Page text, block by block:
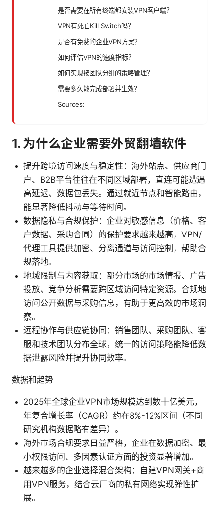
是否需要在所有终端都安装VPN客户端？
VPN有死亡Kill Switch吗？
是否有免费的企业VPN方案？
如何评估VPN的速度指标？
如何实现按团队分组的策略管理？
需要多久能完成部署并生效？
Sources:
1. 为什么企业需要外贸翻墙软件
提升跨境访问速度与稳定性：海外站点、供应商门
户、B2B平台往往在不同区域部署，直连可能遭遇
高延迟、数据包丢失。通过就近节点和智能路由，
能显著降低抖动与等待时间。
数据隐私与合规保护：企业对敏感信息（价格、客
户数据、采购合同）的保护要求越来越高，VPN/
代理工具提供加密、分离通道与访问控制，帮助合
规落地。
地域限制与内容获取：部分市场的市场情报、广告
投放、竞争分析需要跨区域访问特定资源。合规地
访问公开数据与采购信息，有助于更高效的市场洞
察。
远程协作与供应链协同：销售团队、采购团队、客
服和技术团队分布全球，统一的访问策略能降低数
据泄露风险并提升协同效率。
数据和趋势
2025年全球企业VPN市场规模达到数十亿美元，
年复合增长率（CAGR）约在8%-12%区间（不同
研究机构数据略有差异）。
海外市场合规要求日益严格，企业在数据加密、最
小权限访问、多因素认证方面的投资显著增加。
越来越多的企业选择混合架构：自建VPN网关+商
用VPN服务，结合云厂商的私有网络实现弹性扩
展。